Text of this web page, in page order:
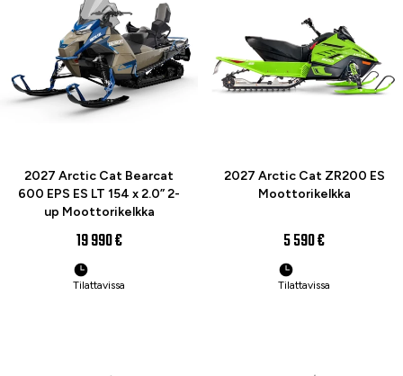
2027 Arctic Cat Bearcat
600 EPS ES LT 154 x 2.0” 2-
up Moottorikelkka
19 990 €
Tilattavissa
2027 Arctic Cat ZR200 ES
Moottorikelkka
5 590 €
Tilattavissa